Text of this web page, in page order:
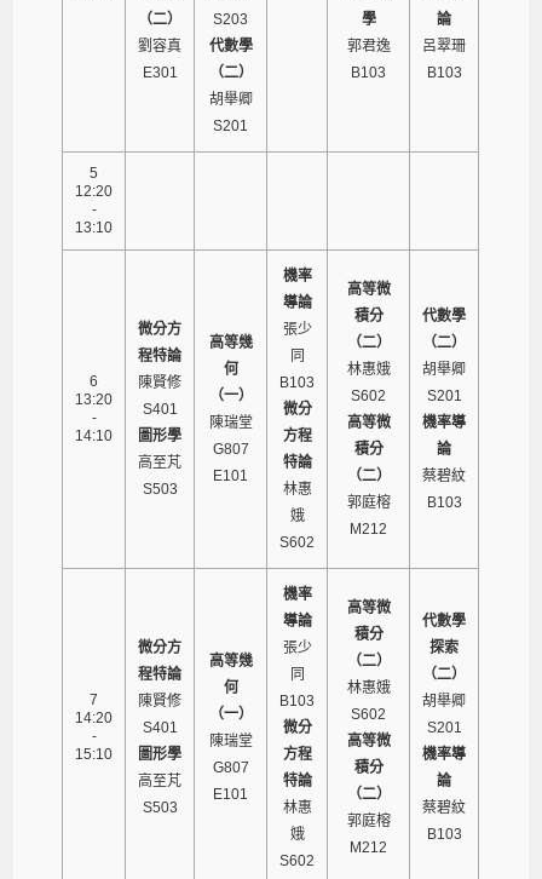
（二）
劉容真
E301
S203
代數學
（二）
胡舉卿
S201
學
郭君逸
B103
論
呂翠珊
B103
5
12:20
-
13:10
6
13:20
-
14:10
微分方
程特論
陳賢修
S401
圖形學
高至芃
S503
高等幾
何
（一）
陳瑞堂
G807
E101
機率
導論
張少
同
B103
微分
方程
特論
林惠
娥
S602
高等微
積分
（二）
林惠娥
S602
高等微
積分
（二）
郭庭榕
M212
代數學
（二）
胡舉卿
S201
機率導
論
蔡碧紋
B103
7
14:20
-
15:10
微分方
程特論
陳賢修
S401
圖形學
高至芃
S503
高等幾
何
（一）
陳瑞堂
G807
E101
機率
導論
張少
同
B103
微分
方程
特論
林惠
娥
S602
高等微
積分
（二）
林惠娥
S602
高等微
積分
（二）
郭庭榕
M212
代數學
探索
（二）
胡舉卿
S201
機率導
論
蔡碧紋
B103